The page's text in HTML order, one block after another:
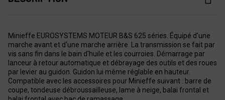
Minieffe EUROSYSTEMS MOTEUR B&S 625 séries. Équipé d'une
marche avant et d'une marche arrière. La transmission se fait par
vis sans fin dans le bain d'huile et les courroies. Démarrage par
lanceur à retour automatique et débrayage des outils et des roues
par levier au guidon. Guidon lui même réglable en hauteur.
Compatible avec les accessoires pour Minieffe suivant : barre de
coupe, tondeuse débroussailleuse, lame à neige, balai frontal et